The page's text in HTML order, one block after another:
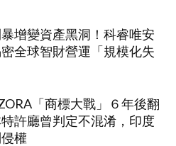
增變資產黑洞！科睿唯安
全球智財營運「規模化失
「商標大戰」６年後翻
許廳曾判定不混淆，印度
權